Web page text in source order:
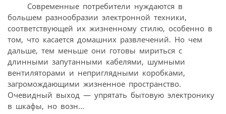
Современные потребители нуждаются в
большем разнообразии электронной техники,
соответствующей их жизненному стилю, особенно в
том, что касается домашних развлечений. Но чем
дальше, тем меньше они готовы мириться с
длинными запутанными кабелями, шумными
вентиляторами и неприглядными коробками,
загромождающими жизненное пространство.
Очевидный выход — упрятать бытовую электронику
в шкафы, но возн...